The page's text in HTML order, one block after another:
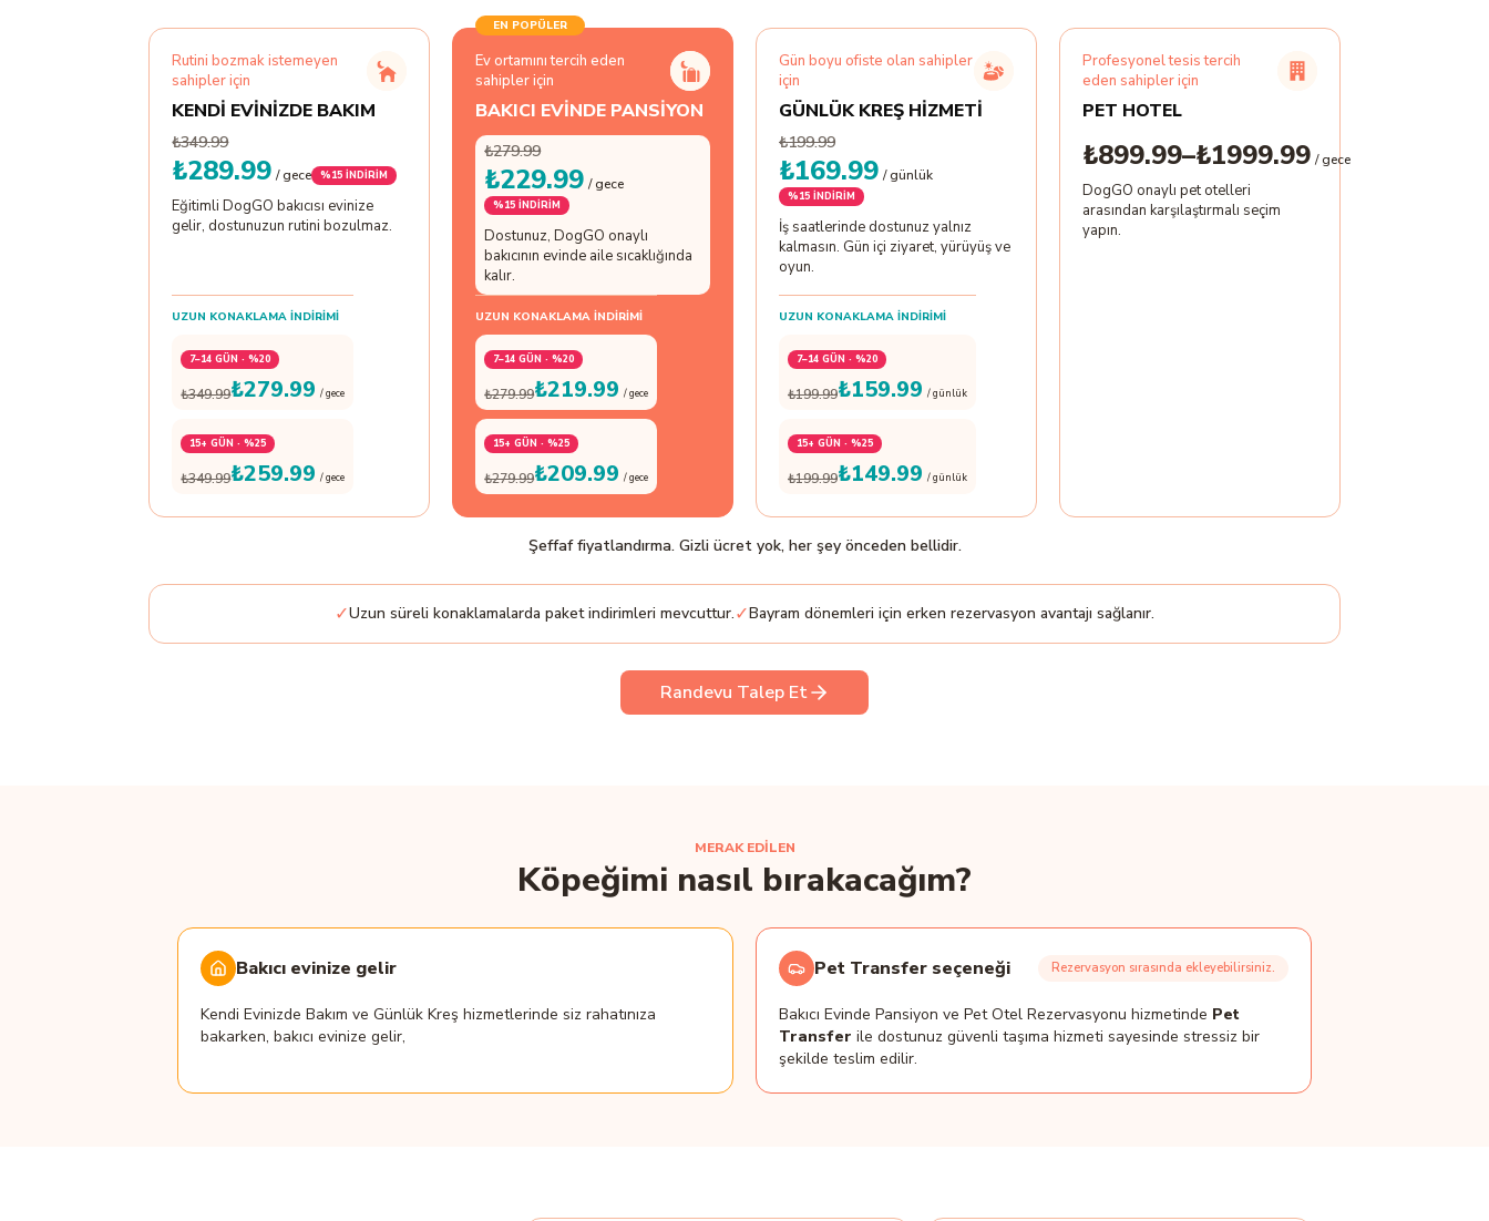
Rutini bozmak istemeyen
sahipler için
KENDİ EVİNİZDE BAKIM
₺349.99
₺289.99 / gece %15 İNDİRİM
Eğitimli DogGO bakıcısı evinize
gelir, dostunuzun rutini bozulmaz.
UZUN KONAKLAMA İNDIRIMI
7–14 GÜN · %20
₺349.99₺279.99 / gece
15+ GÜN · %25
₺349.99₺259.99 / gece
EN POPÜLER
Ev ortamını tercih eden
sahipler için
BAKICI EVİNDE PANSİYON
₺279.99
₺229.99 / gece
%15 İNDİRİM
Dostunuz, DogGO onaylı
bakıcının evinde aile sıcaklığında
kalır.
UZUN KONAKLAMA İNDIRIMI
7–14 GÜN · %20
₺279.99₺219.99 / gece
15+ GÜN · %25
₺279.99₺209.99 / gece
Gün boyu ofiste olan sahipler
için
GÜNLÜK KREŞ HİZMETİ
₺199.99
₺169.99 / günlük
%15 İNDİRİM
İş saatlerinde dostunuz yalnız
kalmasın. Gün içi ziyaret, yürüyüş ve
oyun.
UZUN KONAKLAMA İNDIRIMI
7–14 GÜN · %20
₺199.99₺159.99 / günlük
15+ GÜN · %25
₺199.99₺149.99 / günlük
Profesyonel tesis tercih
eden sahipler için
PET HOTEL
₺899.99–₺1999.99 / gece
DogGO onaylı pet otelleri
arasından karşılaştırmalı seçim
yapın.
Şeffaf fiyatlandırma. Gizli ücret yok, her şey önceden bellidir.
✓Uzun süreli konaklamalarda paket indirimleri mevcuttur.✓Bayram dönemleri için erken rezervasyon avantajı sağlanır.
Randevu Talep Et
MERAK EDİLEN
Köpeğimi nasıl bırakacağım?
Bakıcı evinize gelir
Kendi Evinizde Bakım ve Günlük Kreş hizmetlerinde siz rahatınıza
bakarken, bakıcı evinize gelir,
Pet Transfer seçeneği Rezervasyon sırasında ekleyebilirsiniz.
Bakıcı Evinde Pansiyon ve Pet Otel Rezervasyonu hizmetinde Pet
Transfer ile dostunuz güvenli taşıma hizmeti sayesinde stressiz bir
şekilde teslim edilir.